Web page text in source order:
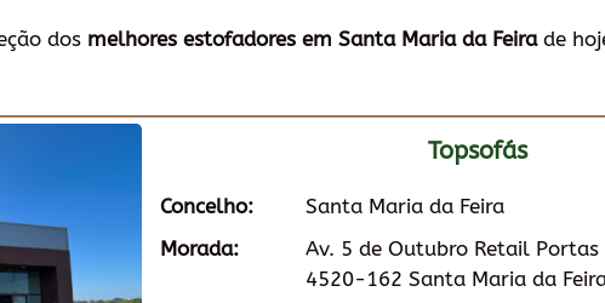
dos melhores estofadores em Santa Maria da Feirade
Topsofás
Concelho:
Santa Maria da Feira
Morada:
Av. 5 de Outubro Retail
4520-162 Santa Maria da